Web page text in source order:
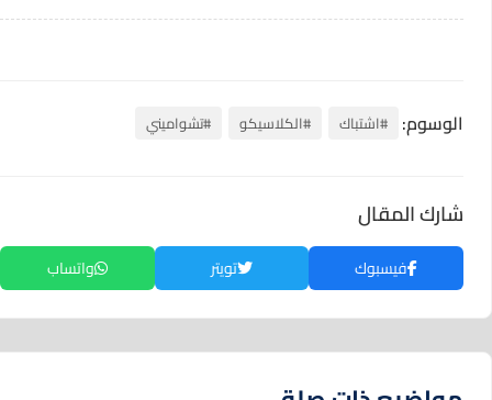
الوسوم: #اشتباك #الكلاسيكو #تشواميني
شارك المقال
فيسبوك تويتر واتساب